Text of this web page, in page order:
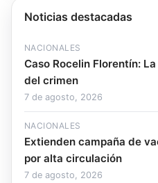
Noticias destacadas
NACIONALES
Caso Rocelin Florentín:
del crimen
7 de agosto, 2026
NACIONALES
Extienden campaña de
por alta circulación
7 de agosto, 2026